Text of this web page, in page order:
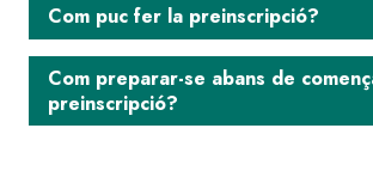
Com puc fer la preinscripció?
Com preparar-se abans de
preinscripció?